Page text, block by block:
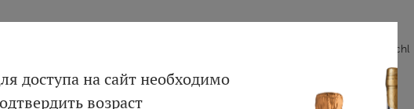
Sustainable
доступа на сайт необходимо
возраст